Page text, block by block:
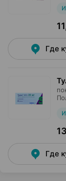
Где
Где